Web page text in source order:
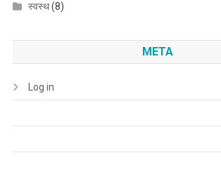
स्वस्थ(8)
META
Log in